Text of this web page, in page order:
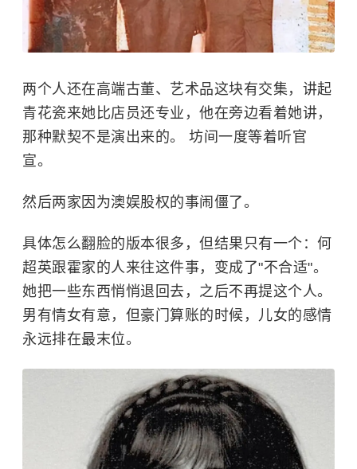
两个人还在高端古董、艺术品这块有交集，讲起
青花瓷来她比店员还专业，他在旁边看着她讲，
那种默契不是演出来的。 坊间一度等着听官
宣。
然后两家因为澳娱股权的事闹僵了。
具体怎么翻脸的版本很多，但结果只有一个：何
超英跟霍家的人来往这件事，变成了"不合适"。
她把一些东西悄悄退回去，之后不再提这个人。
男有情女有意，但豪门算账的时候，儿女的感情
永远排在最末位。